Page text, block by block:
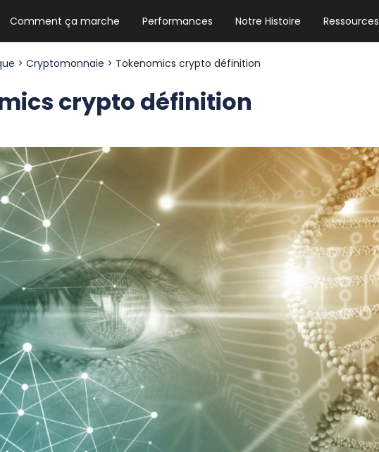
Comment ça marche Performances Notre Histoire Ressources
NEWSLETTER HEBDO
Les news crypto dont vous avez besoin
Le guide ultime pour débuter dans les
cryptomonnaies
>Cryptomonnaie > Tokenomics crypto définition
crypto définition